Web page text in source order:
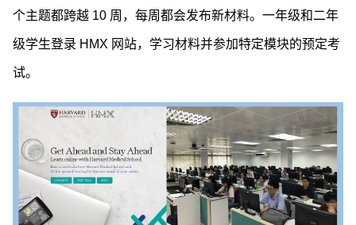
个主题都跨越 10 周，每周都会发布新材料。一年级和二年
级学生登录 HMX 网站，学习材料并参加特定模块的预定考
试。